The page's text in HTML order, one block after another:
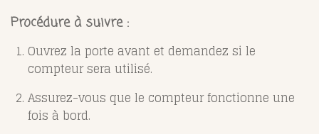
Procédure à suivre:
Ouvrez la porte avant et demandez si le
compteur sera utilisé.
Assurez-vous que le compteur fonctionne une
fois à bord.